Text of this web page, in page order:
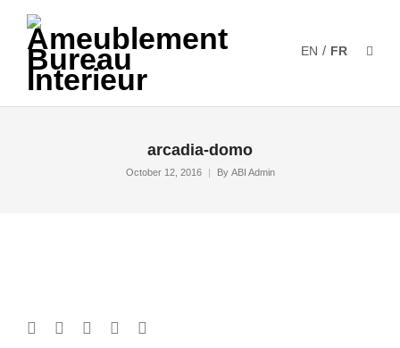
EN / FR
arcadia-domo
October 12, 2016 By ABI Admin